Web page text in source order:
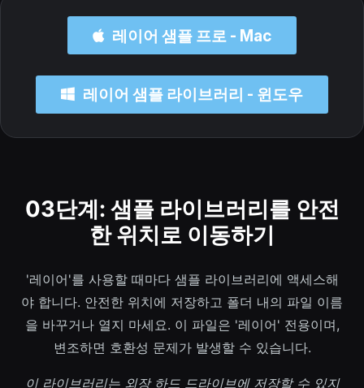
레이어 샘플 프로 - Mac
레이어 샘플 라이브러리 - 윈도우
03단계: 샘플 라이브러리를 안전
한 위치로 이동하기
'레이어'를 사용할 때마다 샘플 라이브러리에 액세스해
야 합니다. 안전한 위치에 저장하고 폴더 내의 파일 이름
을 바꾸거나 열지 마세요. 이 파일은 '레이어' 전용이며,
변조하면 호환성 문제가 발생할 수 있습니다.
이 라이브러리는 외장 하드 드라이브에 저장할 수 있지